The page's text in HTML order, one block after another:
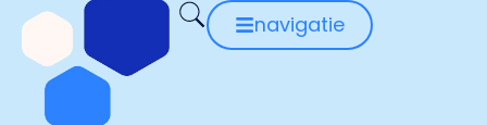
navigatie